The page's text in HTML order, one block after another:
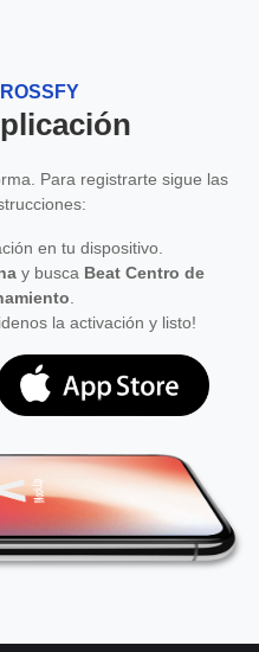
Para registrarte sigue las
en tu dispositivo.
y busca Beat Centro de
la activación y listo!